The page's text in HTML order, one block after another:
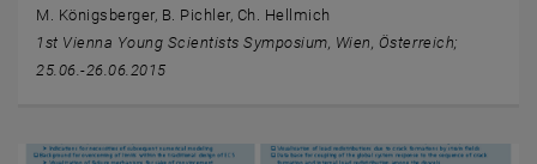
M. Königsberger, B. Pichler, Ch. Hellmich
1st Vienna Young Scientists Symposium, Wien, Österreich;
25.06.-26.06.2015